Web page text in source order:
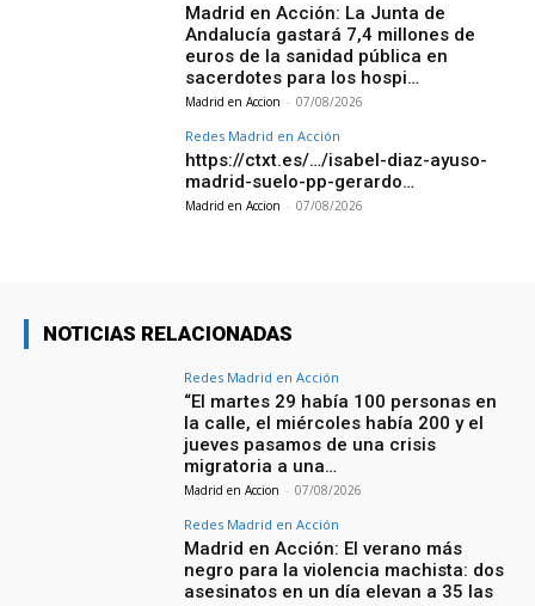
Madrid en Acción: La Junta de
Andalucía gastará 7,4 millones de
euros de la sanidad pública en
sacerdotes para los hospi…
Madrid en Accion - 07/08/2026
Redes Madrid en Acción
https://ctxt.es/…/isabel-diaz-ayuso-
madrid-suelo-pp-gerardo…
Madrid en Accion - 07/08/2026
NOTICIAS RELACIONADAS
Redes Madrid en Acción
“El martes 29 había 100 personas en
la calle, el miércoles había 200 y el
jueves pasamos de una crisis
migratoria a una…
Madrid en Accion - 07/08/2026
Redes Madrid en Acción
Madrid en Acción: El verano más
negro para la violencia machista: dos
asesinatos en un día elevan a 35 las